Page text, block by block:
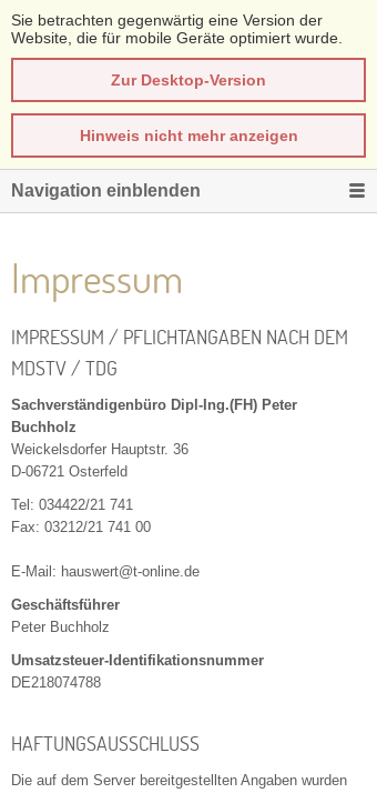
Sie betrachten gegenwärtig eine Version der
Website, die für mobile Geräte optimiert wurde.
Zur Desktop-Version
Hinweis nicht mehr anzeigen
Navigation einblenden
Impressum
IMPRESSUM / PFLICHTANGABEN NACH DEM
MDSTV / TDG
Sachverständigenbüro Dipl-Ing.(FH) Peter
Buchholz
Weickelsdorfer Hauptstr. 36
D-06721 Osterfeld
Tel: 034422/21 741
Fax: 03212/21 741 00
E-Mail: hauswert@t-online.de
Geschäftsführer
Peter Buchholz
Umsatzsteuer-Identifikationsnummer
DE218074788
HAFTUNGSAUSSCHLUSS
Die auf dem Server bereitgestellten Angaben wurden